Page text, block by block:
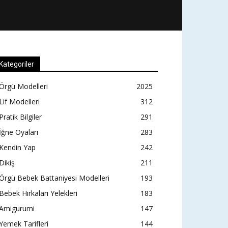
Modelleri
2025
Modelleri
312
Bilgiler
291
Oyaları
283
Yap
242
211
Bebek Battaniyesi Modelleri
193
Hırkaları Yelekleri
183
147
Tarifleri
144